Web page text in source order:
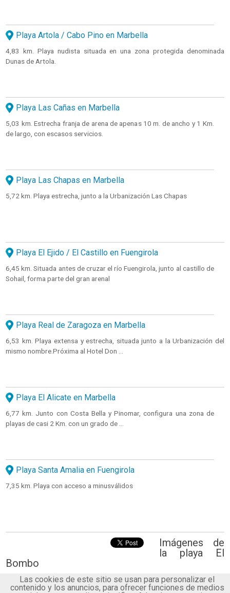
Playa Artola / Cabo Pino en Marbella
4,83 km. Playa nudista situada en una zona protegida denominada
Dunas de Artola.
Playa Las Cañas en Marbella
5,03 km. Estrecha franja de arena de apenas 10 m. de ancho y 1 Km.
de largo, con escasos servicios.
Playa Las Chapas en Marbella
5,72 km. Playa estrecha, junto a la Urbanización Las Chapas
Playa El Ejido / El Castillo en Fuengirola
6,45 km. Situada antes de cruzar el río Fuengirola, junto al castillo de
Sohail, forma parte del gran arenal
Playa Real de Zaragoza en Marbella
6,53 km. Playa extensa y estrecha, situada junto a la Urbanización del
mismo nombre.Próxima al Hotel Don ...
Playa El Alicate en Marbella
6,77 km. Junto con Costa Bella y Pinomar, configura una zona de
playas de casi 2 Km. con un grado de ...
Playa Santa Amalia en Fuengirola
7,35 km. Playa con acceso a minusválidos
Imágenes de
la playa El
Bombo
Las cookies de este sitio se usan para personalizar el
contenido y los anuncios, para ofrecer funciones de medios